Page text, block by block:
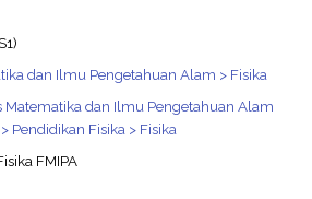
dan Ilmu Pengetahuan Alam > Fisika
Matematika dan Ilmu Pengetahuan Alam
> Pendidikan Fisika > Fisika
FMIPA